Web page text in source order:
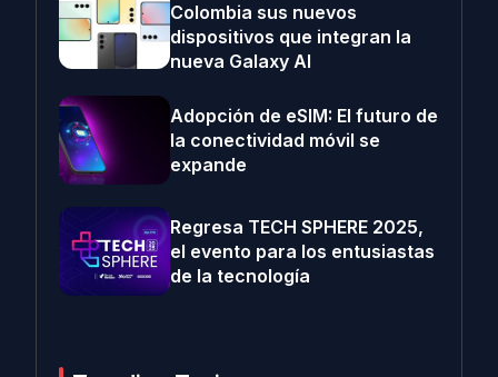
Colombia sus nuevos
dispositivos que integran la
nueva Galaxy AI
Adopción de eSIM: El futuro de
la conectividad móvil se
expande
Regresa TECH SPHERE 2025,
el evento para los entusiastas
de la tecnología